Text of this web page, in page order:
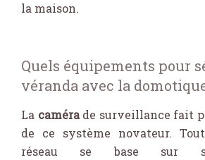
la maison.
Quels équipements pour
véranda avec la
La camérade surveillance fait
de ce système novateur.
réseau se base sur